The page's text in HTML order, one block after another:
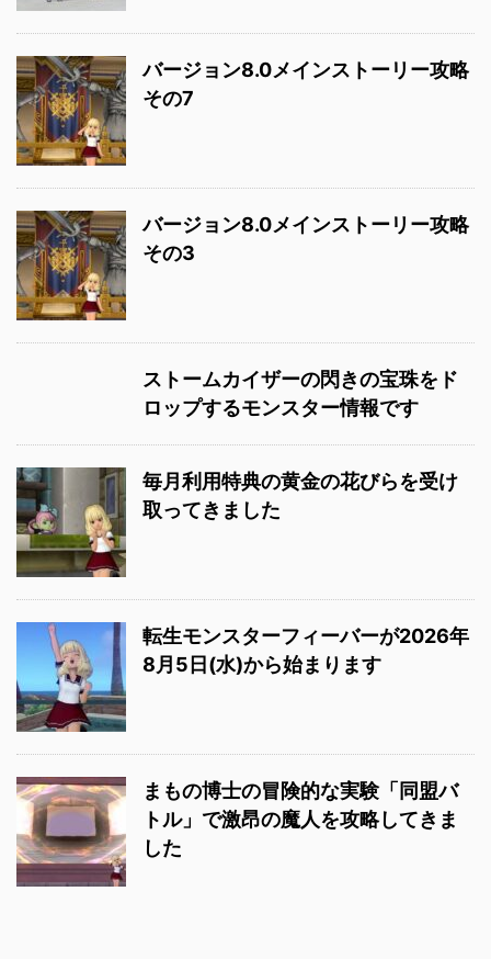
バージョン8.0メインストーリー攻略
その7
バージョン8.0メインストーリー攻略
その3
ストームカイザーの閃きの宝珠をド
ロップするモンスター情報です
毎月利用特典の黄金の花びらを受け
取ってきました
転生モンスターフィーバーが2026年
8月5日(水)から始まります
まもの博士の冒険的な実験「同盟バ
トル」で激昂の魔人を攻略してきま
した